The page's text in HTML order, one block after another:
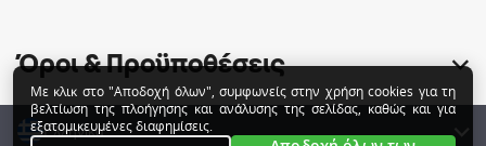
Με κλικ στο "Αποδοχή όλων", συμφωνείς στην χρήση cookies για τη
βελτίωση της πλοήγησης και ανάλυσης της σελίδας, καθώς και για
εξατομικευμένες διαφημίσεις.